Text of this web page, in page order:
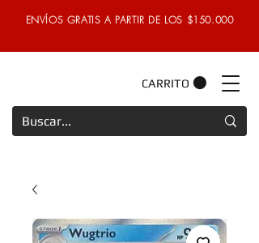
ENVÍOS GRATIS A PARTIR DE LOS $150.000
CARRITO